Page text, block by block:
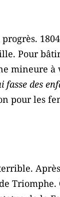
Pour
mineure
fasse des
pour les
Triomphe.